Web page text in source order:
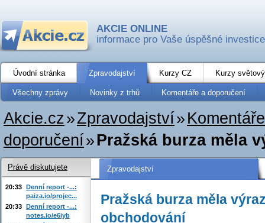
AKCIE ONLINE
informace pro Vaše úspěšné investice
Úvodní stránka Zpravodajství Kurzy CZ Kurzy
Všechny zprávy Novinky z trhů Komentáře a doporučení
Akcie.cz»Zpravodajství»
doporučení»Pražská burza měla
Zpravodajství
Pražská burza měla
obchodování
Právě diskutujete
20:33 Denní report -...:
paiza.io/projec...
20:33 Denní report -...:
notes.io/e6iyb